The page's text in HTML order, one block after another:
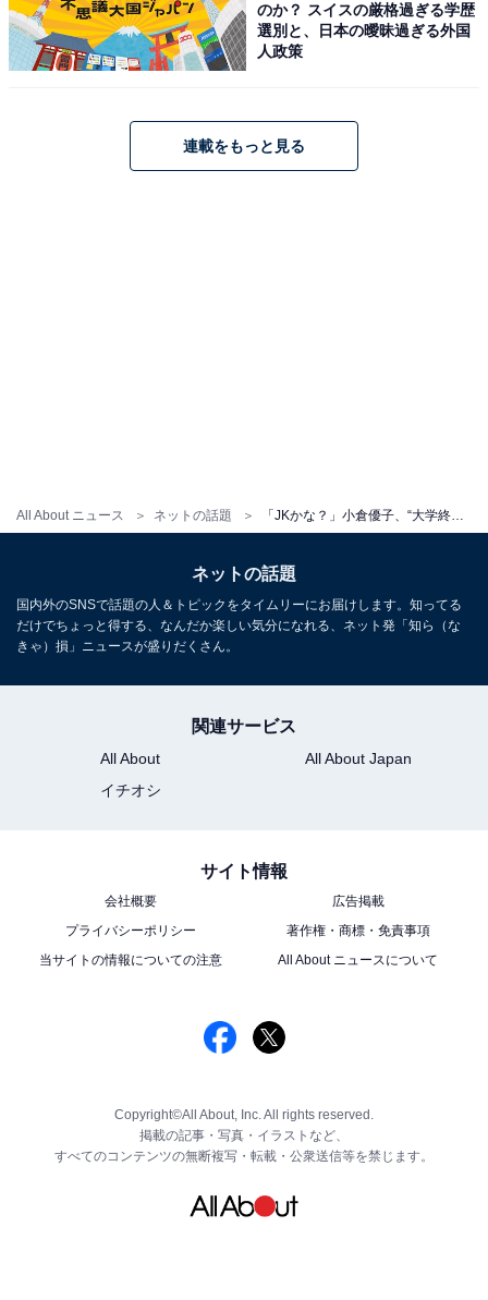
All About ニュース ネットの話題
のか？ スイスの厳格過ぎる学歴
選別と、日本の曖昧過ぎる外国
人政策
連載をもっと見る
ネットの話題
国内外のSNSで話題の人＆トピックをタイムリーにお届けします。知ってる
だけでちょっと得する、なんだか楽しい気分になれる、ネット発「知ら（な
きゃ）損」ニュースが盛りだくさん。
関連サービス
All About
All About Japan
イチオシ
サイト情報
会社概要
広告掲載
プライバシーポリシー
著作権・商標・免責事項
当サイトの情報についての注意
All About ニュースについて
Copyright©All About, Inc. All rights reserved.
掲載の記事・写真・イラストなど、
すべてのコンテンツの無断複写・転載・公衆送信等を禁じます。